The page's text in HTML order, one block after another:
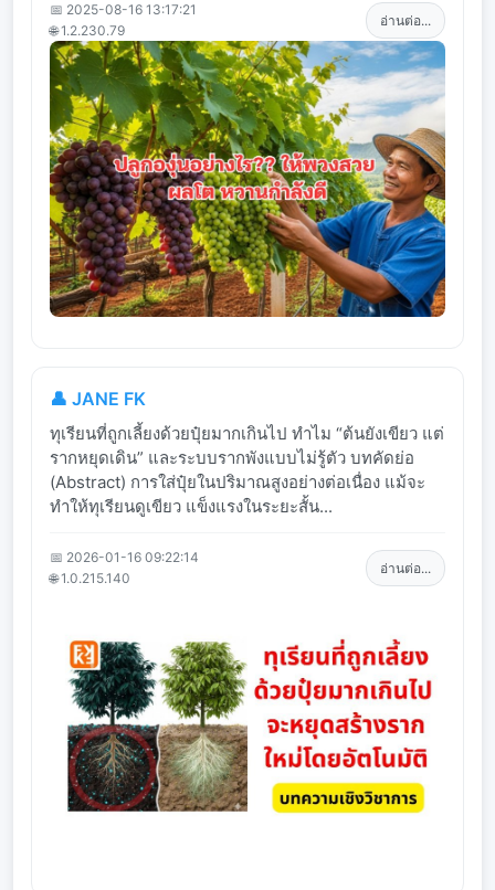
📅 2025-08-16 13:17:21
🌐 1.2.230.79
อ่านต่อ...
👤 JANE FK
ทุเรียนที่ถูกเลี้ยงด้วยปุ๋ยมากเกินไป ทำไม “ต้นยังเขียว แต่
รากหยุดเดิน” และระบบรากพังแบบไม่รู้ตัว บทคัดย่อ
(Abstract) การใส่ปุ๋ยในปริมาณสูงอย่างต่อเนื่อง แม้จะ
ทำให้ทุเรียนดูเขียว แข็งแรงในระยะสั้น...
📅 2026-01-16 09:22:14
🌐 1.0.215.140
อ่านต่อ...